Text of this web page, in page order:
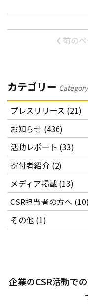
前の
カテゴリー Category
プレスリリース (21)
お知らせ (436)
活動レポート (33)
寄付者紹介 (2)
メディア掲載 (13)
CSR担当者の方へ (10)
その他 (1)
企業のCSR活動で